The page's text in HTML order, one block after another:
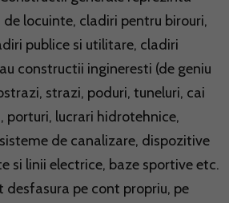
locuinte, cladiri pentru birouri,
publice si utilitare, cladiri
constructii ingineresti (de geniu
strazi, poduri, tuneluri, cai
porturi, lucrari hidrotehnice,
de canalizare, dispozitive
si linii electrice, baze sportive etc.
desfasura pe cont propriu, pe